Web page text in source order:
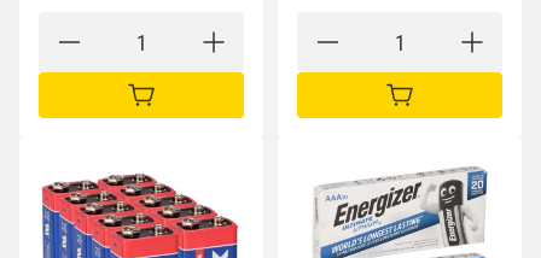
IN DEN WARENKORB IN DEN WARENKORB